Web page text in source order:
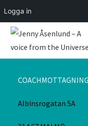
Logga in
Albinsrogatan 5A